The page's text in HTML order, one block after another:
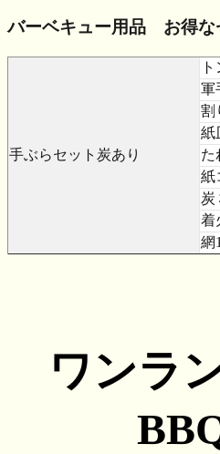
バーベキュー用品 お得な
手ぶらセット炭あり
軍
割
紙
た
紙
炭
着
網
ワンラ